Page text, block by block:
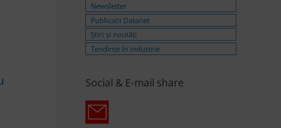
Newsletter
Publicații Datanet
Știri și noutăți
Tendințe în industrie
Social & E-mail share